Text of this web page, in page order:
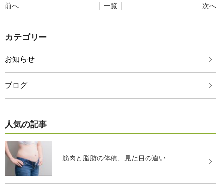
前へ 次へ
│ 一覧 │
カテゴリー
お知らせ
ブログ
人気の記事
筋肉と脂肪の体積、見た目の違い...